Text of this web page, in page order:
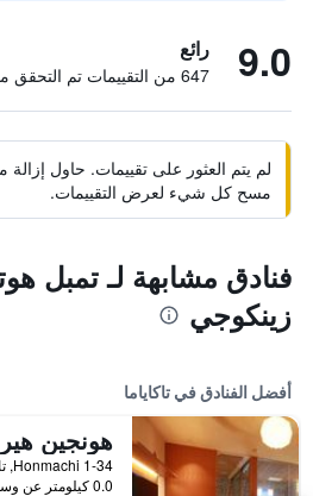
9.0 رائع
647 من التقييمات تم التحقق منها
لم يتم العثور على تقييمات. حاول
مسح كل شيء لعرض التقييمات.
فنادق مشابهة لـ تمبل
زينكوجي
أفضل الفنادق في تاكاياما
0.0 كيلومتر عن وسط المدينة